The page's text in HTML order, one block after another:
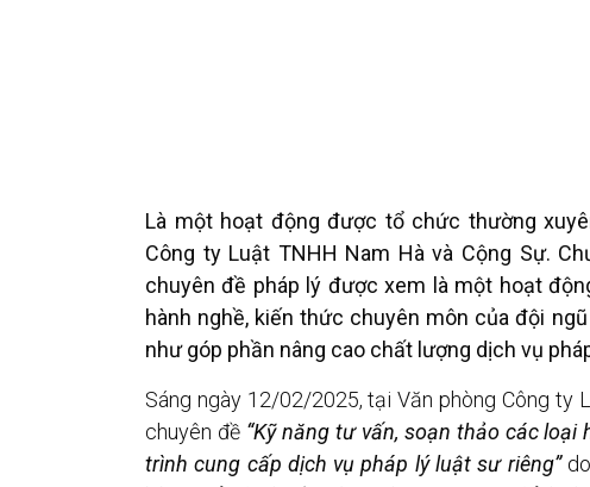
Là một hoạt động được tổ chức thường
Công ty Luật TNHH Nam Hà và Cộng Sự.
chuyên đề pháp lý được xem là một hoạt
hành nghề, kiến thức chuyên môn của đội
như góp phần nâng cao chất lượng dịch vụ
Sáng ngày 12/02/2025, tại Văn phòng Công ty
chuyên đề “Kỹ năng tư vấn, soạn thảo các
trình cung cấp dịch vụ pháp lý luật sư riêng”do